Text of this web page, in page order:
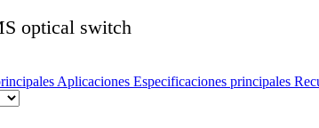
optical switch
Aplicaciones Especificaciones principales